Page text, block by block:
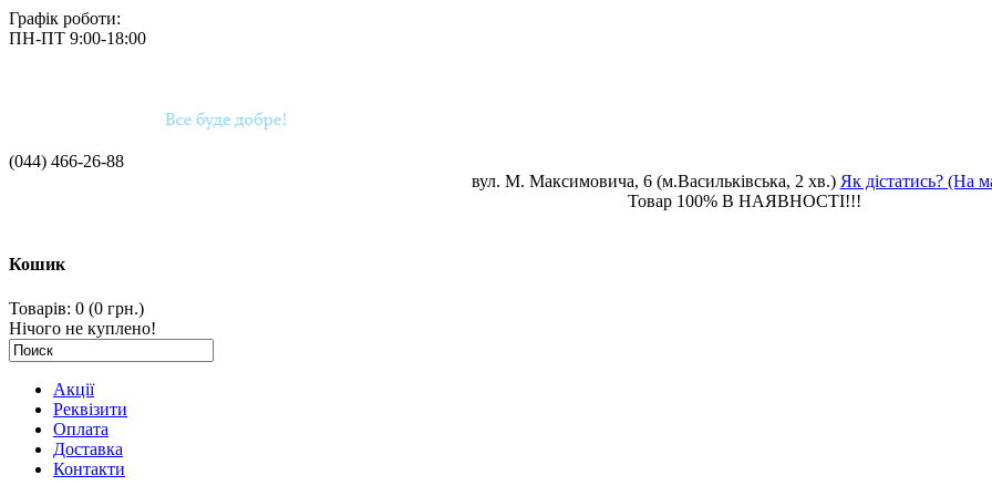
Графік роботи:
ПН-ПТ 9:00-18:00
(044) 466-26-88
вул. М. Максимовича, 6 (м.Васильківська, 2 хв.) Як дістатись? (На
Товар 100% В НАЯВНОСТІ!!!
Кошик
Товарів: 0 (0 грн.)
Нічого не куплено!
Акції
Реквізити
Оплата
Доставка
Контакти